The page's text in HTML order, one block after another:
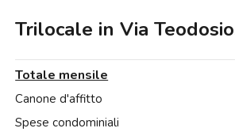
Napoli
Catania
Trilocale in Via
Totale mensile
Canone d'affitto
Spese condominiali